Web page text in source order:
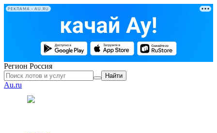
РЕКЛАМА • AU.RU
Регион Россия
Найти
Au.ru